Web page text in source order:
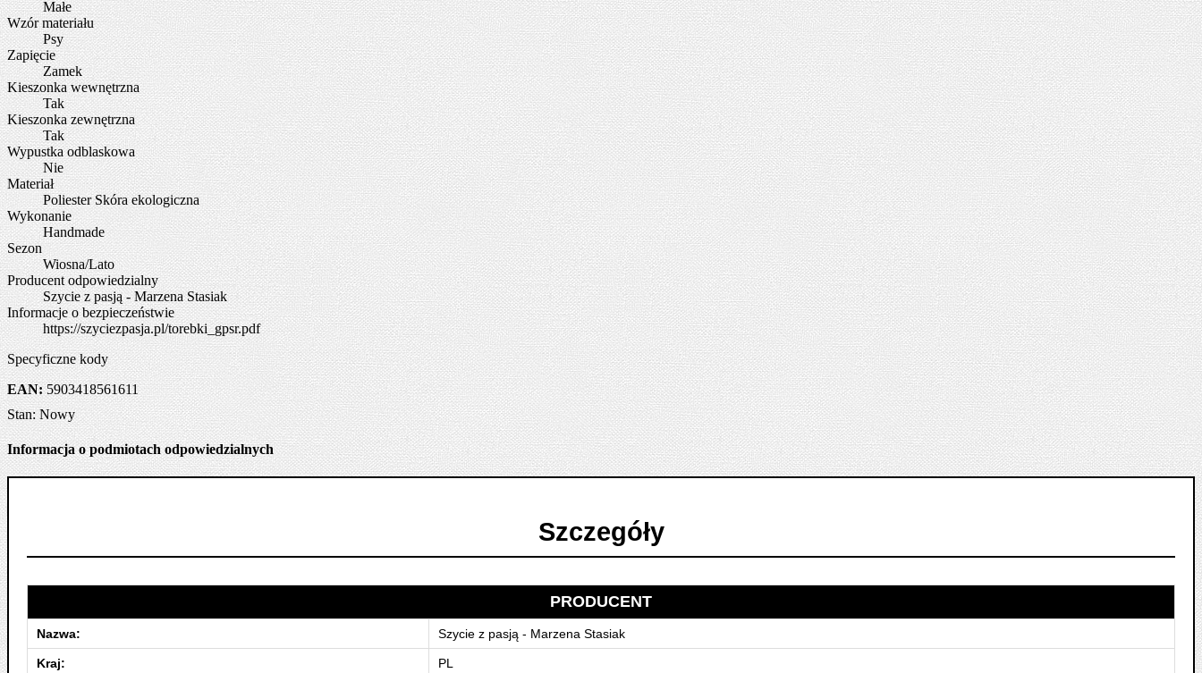
Małe
Wzór materiału
Psy
Zapięcie
Zamek
Kieszonka wewnętrzna
Tak
Kieszonka zewnętrzna
Tak
Wypustka odblaskowa
Nie
Materiał
Poliester Skóra ekologiczna
Wykonanie
Handmade
Sezon
Wiosna/Lato
Producent odpowiedzialny
Szycie z pasją - Marzena Stasiak
Informacje o bezpieczeństwie
https://szyciezpasja.pl/torebki_gpsr.pdf
Specyficzne kody
EAN:5903418561611
Stan: Nowy
Informacja o podmiotach odpowiedzialnych
Szczegóły
PRODUCENT
Nazwa: Szycie z pasją - Marzena Stasiak
Kraj: PL